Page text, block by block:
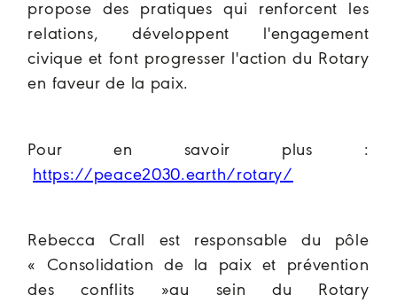
propose des pratiques qui renforcent les
relations, développent l'engagement
civique et font progresser l'action du Rotary
en faveur de la paix.
Pour en savoir plus :
https://peace2030.earth/rotary/
Rebecca Crall est responsable du pôle
« Consolidation de la paix et prévention
des conflits »au sein du Rotary